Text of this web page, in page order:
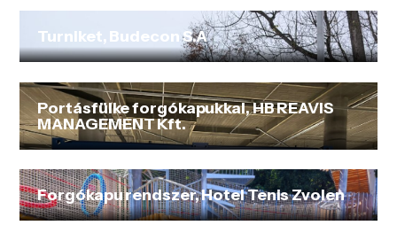
Turniket, Budecon S.A
Portásfülke forgókapukkal, HB REAVIS
MANAGEMENT Kft.
Forgókapu rendszer, Hotel Tenis Zvolen